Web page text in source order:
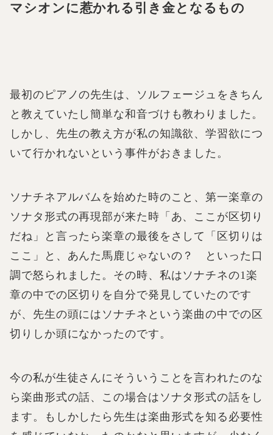
マシオンに惹かれる引き金となるもの
最初のピアノの先生は、ソルフェージュをきちん
と教えていたし簡単な和音づけも教わりました。
しかし、先生の教え方が私の知識欲、学習欲につ
いて行かれないという事件がおきました。
ソナチネアルバムを始めた時のこと、第一楽章の
ソナタ形式の再現部が来た時「あ、ここが区切り
だね」と言ったら楽章の最後をさして「区切りは
ここ」と、あんた馬鹿じゃないの？ といった口
調で怒られました。その時、私はソナチネの1楽
章の中での区切りを自分で発見していたのです
が、先生の頭にはソナチネという楽曲の中での区
切りしか頭になかったのです。
今の私が生徒さんにそういうことを言われたのな
ら楽曲形式の話、この場合はソナタ形式の話をし
ます。もしかしたら先生は楽曲形式を知る必要性